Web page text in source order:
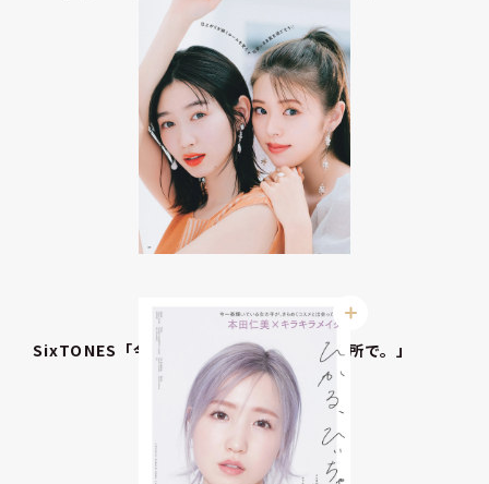
SixTONES「今日はキミと。約束のあの場所で。」